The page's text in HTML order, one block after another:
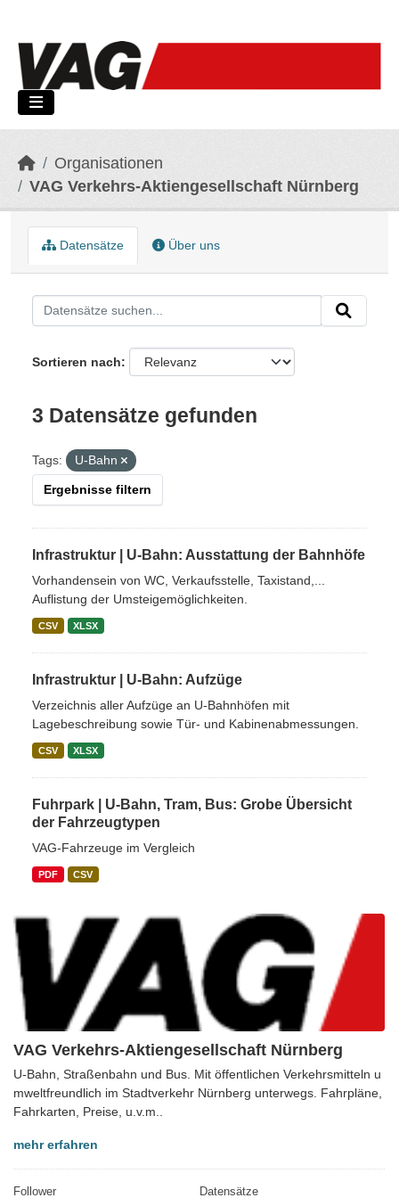
Organisationen
VAG Verkehrs-Aktiengesellschaft Nürnberg
VAG Verkehrs-Aktiengesellschaft Nürnberg
U-Bahn, Straßenbahn und Bus. Mit öffentlichen Verkehrsmitteln u
mweltfreundlich im Stadtverkehr Nürnberg unterwegs. Fahrpläne,
Fahrkarten, Preise, u.v.m..
mehr erfahren
Follower Datensätze
Datensätze Über uns
Sortieren nach
3 Datensätze gefunden
Tags: U-Bahn
Ergebnisse filtern
Infrastruktur | U-Bahn: Ausstattung der Bahnhöfe
Vorhandensein von WC, Verkaufsstelle, Taxistand,...
Auflistung der Umsteigemöglichkeiten.
CSV XLSX
Infrastruktur | U-Bahn: Aufzüge
Verzeichnis aller Aufzüge an U-Bahnhöfen mit
Lagebeschreibung sowie Tür- und Kabinenabmessungen.
CSV XLSX
Fuhrpark | U-Bahn, Tram, Bus: Grobe Übersicht
der Fahrzeugtypen
VAG-Fahrzeuge im Vergleich
PDF CSV